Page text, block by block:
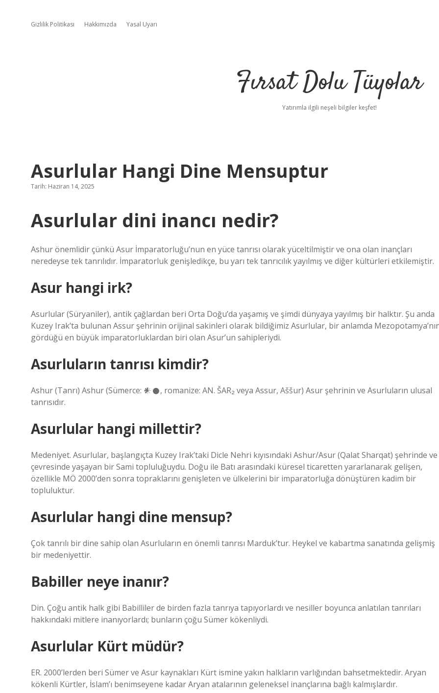
Gizlilik Politikası Hakkımızda Yasal Uyarı
Fırsat Dolu Tüyolar
Yatırımla ilgili neşeli bilgiler keşfet!
Asurlular Hangi Dine Mensuptur
Tarih: Haziran 14, 2025
Asurlular dini inancı nedir?
Ashur önemlidir çünkü Asur İmparatorluğu’nun en yüce tanrısı olarak yüceltilmiştir ve ona olan inançları
neredeyse tek tanrılıdır. İmparatorluk genişledikçe, bu yarı tek tanrıcılık yayılmış ve diğer kültürleri etkilemiştir.
Asur hangi irk?
Asurlular (Süryaniler), antik çağlardan beri Orta Doğu’da yaşamış ve şimdi dünyaya yayılmış bir halktır. Şu anda
Kuzey Irak’ta bulunan Assur şehrinin orijinal sakinleri olarak bildiğimiz Asurlular, bir anlamda
gördüğü en büyük imparatorluklardan biri olan Asur’un sahipleriydi.
Asurluların tanrısı kimdir?
Ashur (Tanrı) Ashur (Sümerce: 𒀭𒊹, romanize: AN. ŠAR₂ veya Assur, Aššur) Asur şehrinin ve Asurluların ulusal
tanrısıdır.
Asurlular hangi millettir?
Medeniyet. Asurlular, başlangıçta Kuzey Irak’taki Dicle Nehri kıyısındaki Ashur/Asur (Qalat Sharqat) şehrinde ve
çevresinde yaşayan bir Sami topluluğuydu. Doğu ile Batı arasındaki küresel ticaretten yararlanarak gelişen,
özellikle MÖ 2000’den sonra topraklarını genişleten ve ülkelerini bir imparatorluğa dönüştüren kadim bir
topluluktur.
Asurlular hangi dine mensup?
Çok tanrılı bir dine sahip olan Asurluların en önemli tanrısı Marduk’tur. Heykel ve kabartma sanatında gelişmiş
bir medeniyettir.
Babiller neye inanır?
Din. Çoğu antik halk gibi Babilliler de birden fazla tanrıya tapıyorlardı ve nesiller boyunca anlatılan tanrıları
hakkındaki mitlere inanıyorlardı; bunların çoğu Sümer kökenliydi.
Asurlular Kürt müdür?
ER. 2000’lerden beri Sümer ve Asur kaynakları Kürt ismine yakın halkların varlığından bahsetmektedir. Aryan
kökenli Kürtler, İslam’ı benimseyene kadar Aryan atalarının geleneksel inançlarına bağlı kalmışlardır.